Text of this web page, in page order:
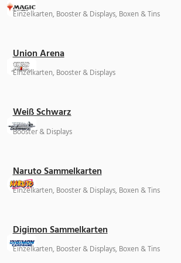
Einzelkarten, Booster & Displays, Boxen & Tins
Union Arena
Einzelkarten, Booster & Displays
Weiß Schwarz
Booster & Displays
Naruto Sammelkarten
Einzelkarten, Booster & Displays, Boxen & Tins
Digimon Sammelkarten
Einzelkarten, Booster & Displays, Boxen & Tins